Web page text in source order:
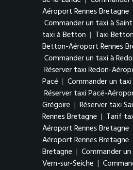
Aéroport Rennes Bretagne
Commander un taxi à
taxi à Betton | Taxi
Betton-Aéroport Rennes
Commander un taxi à
Réserver taxi Redon-
Pacé | Commander un
Réserver taxi Pacé-
Grégoire | Réserver taxi
Rennes Bretagne | Tarif
Aéroport Rennes Bretagne
Aéroport Rennes Bretagne
Bretagne | Commander
Vern-sur-Seiche |